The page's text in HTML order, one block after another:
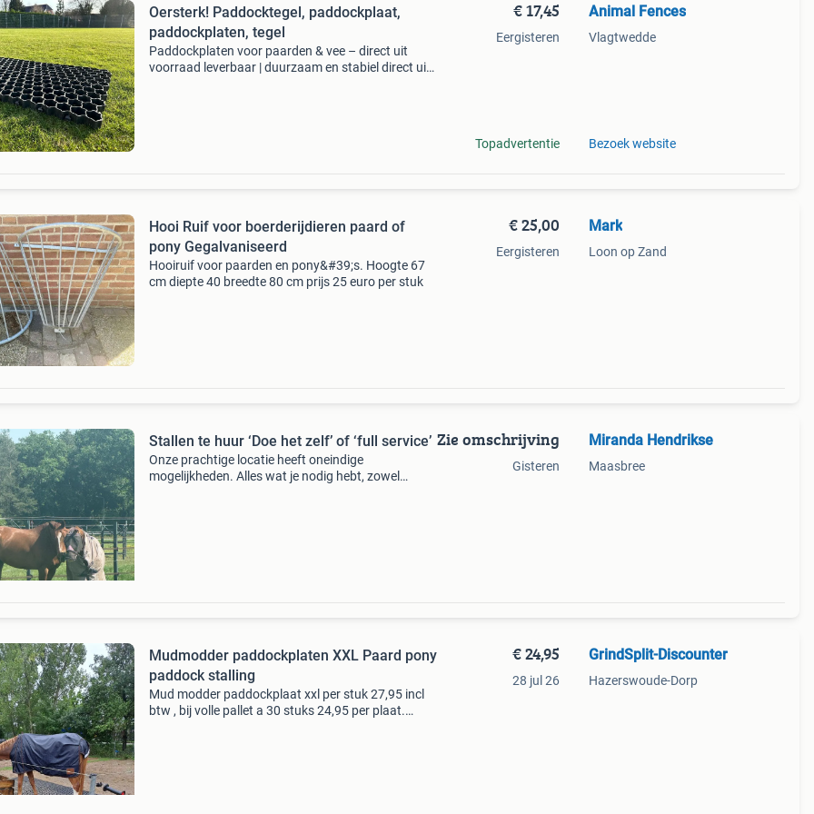
Oersterk! Paddocktegel, paddockplaat,
paddockplaten, tegel
Paddockplaten voor paarden & vee – direct uit
voorraad leverbaar | duurzaam en stabiel direct uit
€ 17,45
Eergisteren
Topadvertentie
Animal Fences
Vlagtwedde
Bezoek website
Hooi Ruif voor boerderijdieren paard of
pony Gegalvaniseerd
Hooiruif voor paarden en pony&#39;s. Hoogte 67
cm diepte 40 breedte 80 cm prijs 25 euro per stuk
€ 25,00
Eergisteren
Mark
Loon op Zand
Stallen te huur ‘Doe het zelf’ of ‘full service’
Onze prachtige locatie heeft oneindige
mogelijkheden. Alles wat je nodig hebt, zowel
Zie omschrijving
Gisteren
Miranda Hendrikse
Maasbree
Mudmodder paddockplaten XXL Paard pony
paddock stalling
Mud modder paddockplaat xxl per stuk 27,95 incl
btw , bij volle pallet a 30 stuks 24,95 per plaat.
€ 24,95
28 jul 26
GrindSplit-Discounter
Hazerswoude-Dorp